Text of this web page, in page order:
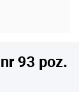
93 poz.